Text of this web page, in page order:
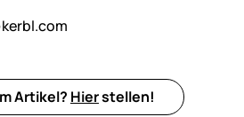
Artikel? Hierstellen!